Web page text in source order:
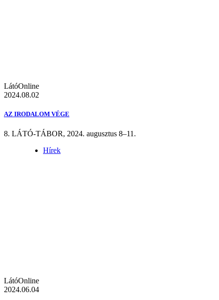
LátóOnline
2024.08.02
AZ IRODALOM VÉGE
8. LÁTÓ-TÁBOR, 2024. augusztus 8–11.
Hírek
LátóOnline
2024.06.04